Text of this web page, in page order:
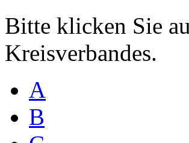
Bitte klicken Sie
Kreisverbandes.
A
B